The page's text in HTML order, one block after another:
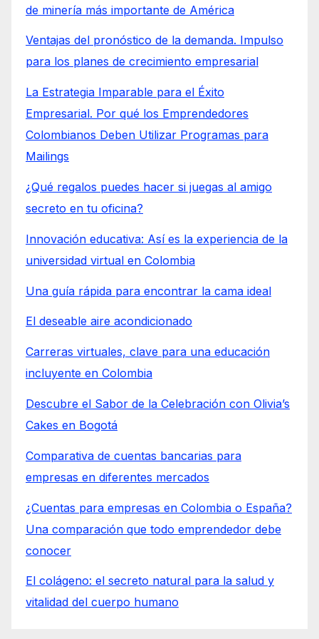
de minería más importante de América
Ventajas del pronóstico de la demanda. Impulso
para los planes de crecimiento empresarial
La Estrategia Imparable para el Éxito
Empresarial. Por qué los Emprendedores
Colombianos Deben Utilizar Programas para
Mailings
¿Qué regalos puedes hacer si juegas al amigo
secreto en tu oficina?
Innovación educativa: Así es la experiencia de la
universidad virtual en Colombia
Una guía rápida para encontrar la cama ideal
El deseable aire acondicionado
Carreras virtuales, clave para una educación
incluyente en Colombia
Descubre el Sabor de la Celebración con Olivia’s
Cakes en Bogotá
Comparativa de cuentas bancarias para
empresas en diferentes mercados
¿Cuentas para empresas en Colombia o España?
Una comparación que todo emprendedor debe
conocer
El colágeno: el secreto natural para la salud y
vitalidad del cuerpo humano